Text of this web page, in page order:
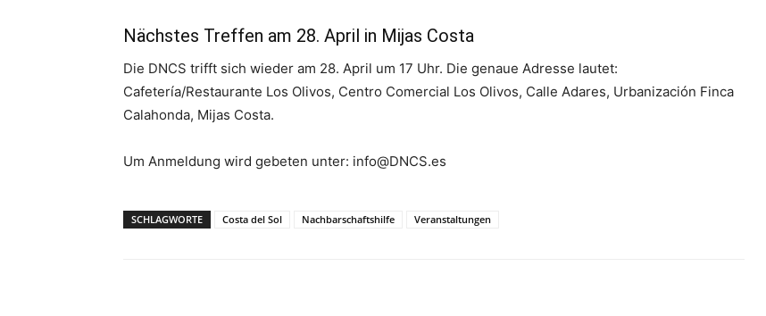
Nächstes Treffen am 28. April in Mijas Costa
Die DNCS trifft sich wieder am 28. April um 17 Uhr. Die genaue Adresse lautet:
Cafetería/Restaurante Los Olivos, Centro Comercial Los Olivos, Calle Adares, Urbanización Finca
Calahonda, Mijas Costa.
Um Anmeldung wird gebeten unter: info@DNCS.es
SCHLAGWORTE Costa del Sol Nachbarschaftshilfe Veranstaltungen